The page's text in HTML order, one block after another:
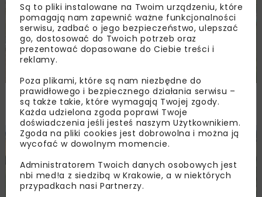
Remont nawierzchni na węzłach A4.
Przetarg obejmuje pięć węzłów
DROGI INWESTYCJE WIADOMOŚCI
Są to pliki instalowane na Twoim urządzeniu, które
pomagają nam zapewnić ważne funkcjonalności
serwisu, zadbać o jego bezpieczeństwo, ulepszać
go, dostosować do Twoich potrzeb oraz
prezentować dopasowane do Ciebie treści i
reklamy.
Poza plikami, które są nam niezbędne do
prawidłowego i bezpiecznego działania serwisu –
są także takie, które wymagają Twojej zgody.
Każda udzielona zgoda poprawi Twoje
doświadczenia jeśli jesteś naszym Użytkownikiem.
Zgoda na pliki cookies jest dobrowolna i można ją
wycofać w dowolnym momencie.
Administratorem Twoich danych osobowych jest
nbi med!a z siedzibą w Krakowie, a w niektórych
przypadkach nasi Partnerzy.